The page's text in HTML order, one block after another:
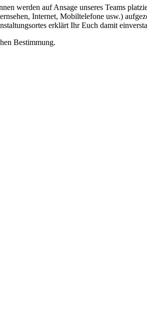
werden auf Ansage unseres Teams
Internet, Mobiltelefone usw.)
erklärt Ihr Euch damit
Bestimmung.